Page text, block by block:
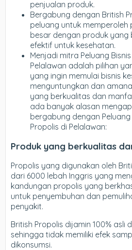
penjualan produk.
Bergabung dengan British
peluang untuk memperoleh
besar dengan produk yang
efektif untuk kesehatan.
Menjadi mitra Peluang
Pelalawan adalah pilihan
yang ingin memulai bisnis
menguntungkan dan
yang berkualitas dan
ada banyak alasan
bergabung dengan Peluang
Propolis di Pelalawan:
Produk yang berkualitas
Propolis yang digunakan oleh
dari 6000 lebah Inggris yang
kandungan propolis yang
untuk penyembuhan dan
penyakit.
British Propolis dijamin 100% asli
sehingga tidak memiliki efek
dikonsumsi.